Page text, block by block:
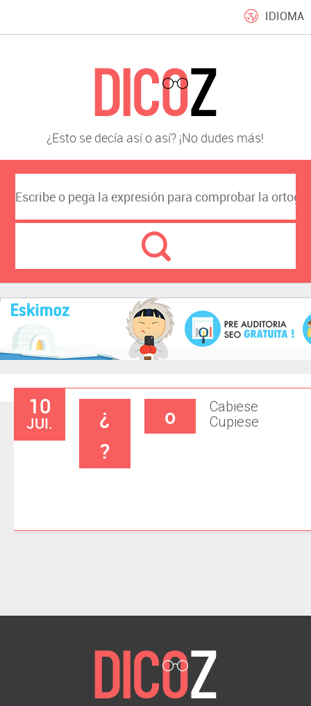
IDIOMA
¿Esto se decía así o así? ¡No dudes más!
10
JUI. ¿ Cabiese
o Cupiese
?